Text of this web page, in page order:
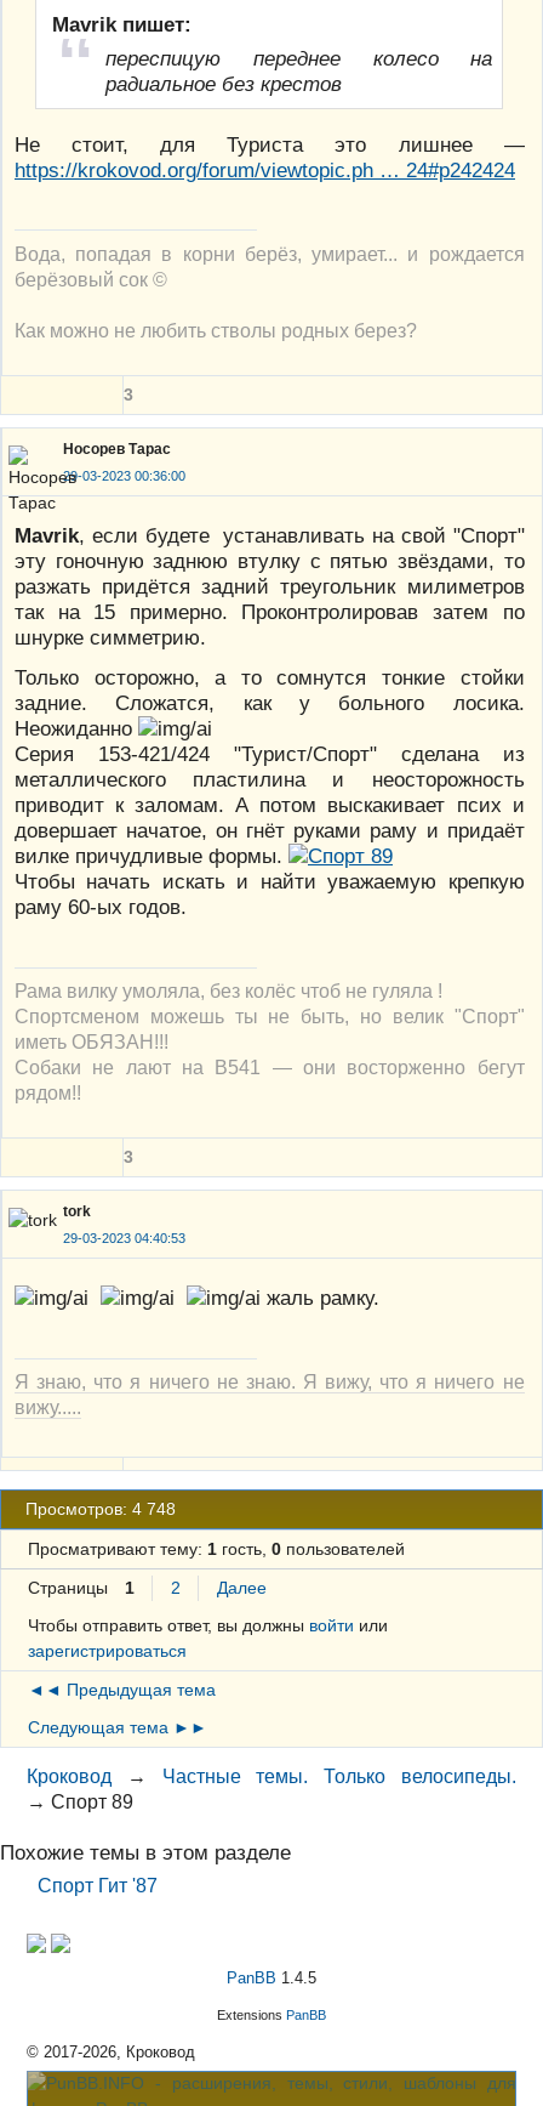
Mavrik пишет:
переспицую переднее колесо на
радиальное без крестов
Не стоит, для Туриста это лишнее —
https://krokovod.org/forum/viewtopic.ph … 24#p242424
Вода, попадая в корни берёз, умирает... и рождается
берёзовый сок ©
Как можно не любить стволы родных берез?
3
Носорев Тарас
29-03-2023 00:36:00
Mavrik, если будете устанавливать на свой "Спорт"
эту гоночную заднюю втулку с пятью звёздами, то
разжать придётся задний треугольник милиметров
так на 15 примерно. Проконтролировав затем по
шнурке симметрию.
Только осторожно, а то сомнутся тонкие стойки
задние. Сложатся, как у больного лосика.
Неожиданно
Серия 153-421/424 "Турист/Спорт" сделана из
металлического пластилина и неосторожность
приводит к заломам. А потом выскакивает псих и
довершает начатое, он гнёт руками раму и придаёт
вилке причудливые формы.
Чтобы начать искать и найти уважаемую крепкую
раму 60-ых годов.
Рама вилку умоляла, без колёс чтоб не гуляла !
Спортсменом можешь ты не быть, но велик "Спорт"
иметь ОБЯЗАН!!!
Собаки не лают на В541 — они восторженно бегут
рядом!!
3
tork
29-03-2023 04:40:53
жаль рамку.
Я знаю, что я ничего не знаю. Я вижу, что я ничего не
вижу.....
Просмотров: 4 748
Просматривают тему: 1гость, 0пользователей
Страницы 1 2
Далее
Чтобы отправить ответ, вы должны войти или
зарегистрироваться
◄◄ Предыдущая тема
Следующая тема ►►
Кроковод → Частные темы. Только велосипеды.
→Спорт 89
Похожие темы в этом разделе
Спорт Гит '87
PanBB 1.4.5
Extensions PanBB
© 2017-2026, Кроковод